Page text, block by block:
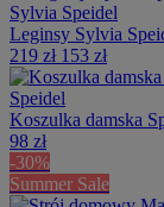
Sylvia Speidel
Leginsy Sylvia
219 zł 153 zł
Speidel
Koszulka damska
98 zł
-30%
Summer Sale